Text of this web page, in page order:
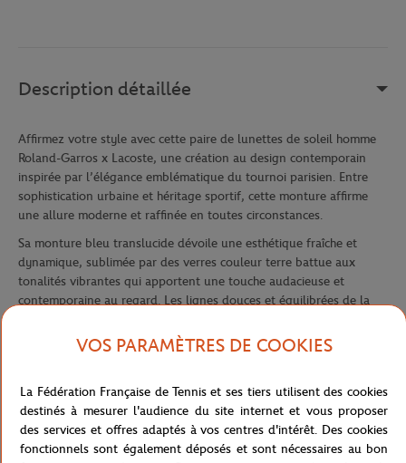
Description détaillée
Affirmez votre style avec cette paire de lunettes de soleil homme
Roland-Garros x Lacoste, une création au design contemporain
inspirée par l’élégance emblématique du tournoi parisien. Entre
sophistication urbaine et héritage sportif, cette monture affirme
une allure moderne et raffinée en toutes circonstances.
Sa monture bleu translucide dévoile une esthétique fraîche et
dynamique, sublimée par des verres couleur terre battue aux
tonalités vibrantes qui apportent une touche audacieuse et
contemporaine au regard. Les lignes douces et équilibrées de la
accompagner aussi bien les journées en ville que les moments de
Légères et confortables, ces lunettes assurent un maintien
agréable au quotidien tout en offrant une protection solaire
optimale. Véritable signature de la collection Roland-Garros x
Lacoste, cette paire reflète un art de vivre élégant, moderne et
VOS PARAMÈTRES DE COOKIES
La Fédération Française de Tennis et ses tiers utilisent des cookies
destinés à mesurer l'audience du site internet et vous proposer
des services et offres adaptés à vos centres d'intérêt. Des cookies
fonctionnels sont également déposés et sont nécessaires au bon